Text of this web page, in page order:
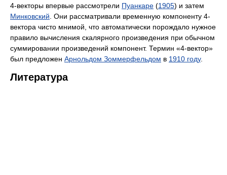
4-векторы впервые рассмотрели Пуанкаре (1905) и затем
Минковский . Они рассматривали временную компоненту 4-
вектора чисто мнимой, что автоматически порождало нужное
правило вычисления скалярного произведения при обычном
суммировании произведений компонент. Термин «4-вектор»
был предложен Арнольдом Зоммерфельдом в 1910 году.
Литература